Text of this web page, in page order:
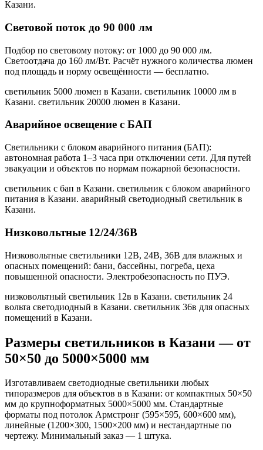
Казани.
Световой поток до 90 000 лм
Подбор по световому потоку: от 1000 до 90 000 лм.
Светоотдача до 160 лм/Вт. Расчёт нужного количества люмен
под площадь и норму освещённости — бесплатно.
светильник 5000 люмен в Казани. светильник 10000 лм в
Казани. светильник 20000 люмен в Казани.
Аварийное освещение с БАП
Светильники с блоком аварийного питания (БАП):
автономная работа 1–3 часа при отключении сети. Для путей
эвакуации и объектов по нормам пожарной безопасности.
светильник с бап в Казани. светильник с блоком аварийного
питания в Казани. аварийный светодиодный светильник в
Казани.
Низковольтные 12/24/36В
Низковольтные светильники 12В, 24В, 36В для влажных и
опасных помещений: бани, бассейны, погреба, цеха
повышенной опасности. Электробезопасность по ПУЭ.
низковольтный светильник 12в в Казани. светильник 24
вольта светодиодный в Казани. светильник 36в для опасных
помещений в Казани.
Размеры светильников в Казани— от
50×50 до 5000×5000 мм
Изготавливаем светодиодные светильники любых
типоразмеров для объектов в в Казани: от компактных 50×50
мм до крупноформатных 5000×5000 мм. Стандартные
форматы под потолок Армстронг (595×595, 600×600 мм),
линейные (1200×300, 1500×200 мм) и нестандартные по
чертежу. Минимальный заказ — 1 штука.